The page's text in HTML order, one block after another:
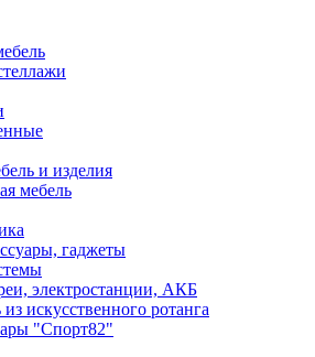
и изделия
мебель
гаджеты
электростанции, АКБ
искусственного ротанга
"Спорт82"